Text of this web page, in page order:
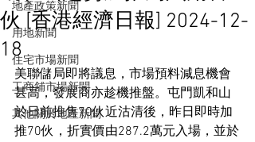
地產政策新聞
用地新聞
住宅市場新聞
工商舖市場新聞
其他關於地產新聞
伙 [香港經濟日報] 2024-12-
18
美聯儲局即將議息，市場預料減息機會
甚高，發展商亦趁機推盤。屯門凱和山
於日前推售70伙近沽清後，昨日即時加
推70伙，折實價由287.2萬元入場，並於